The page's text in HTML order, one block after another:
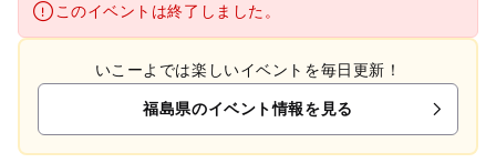
このイベントは終了しました。
いこーよでは楽しいイベントを毎日更新！
福島県のイベント情報を見る